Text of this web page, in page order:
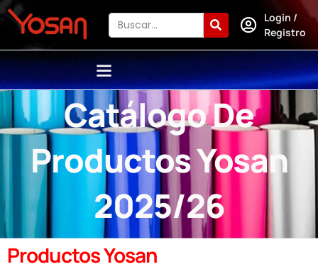
Login /
Registro
Catálogo De
Productos Yosan
2025/26
Productos Yosan